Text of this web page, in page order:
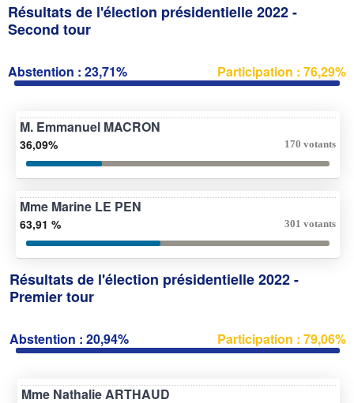
Résultats de l'élection présidentielle 2022 -
Second tour
Abstention : 23,71% Participation : 76,29%
M. Emmanuel MACRON
36,09% 170 votants
Mme Marine LE PEN
63,91 % 301 votants
Résultats de l'élection présidentielle 2022 -
Premier tour
Abstention : 20,94% Participation : 79,06%
Mme Nathalie ARTHAUD